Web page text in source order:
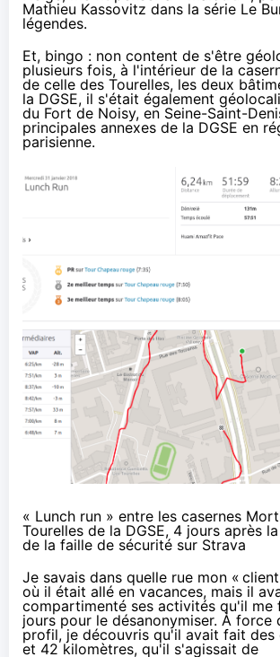
Mathieu Kassovitz dans la série Le
légendes.
Et, bingo : non content de s'être
plusieurs fois, à l'intérieur de la
de celle des Tourelles, les deux
la DGSE, il s'était également
du Fort de Noisy, en Seine-Saint-
principales annexes de la DGSE en
parisienne.
« Lunch run » entre les casernes
Tourelles de la DGSE, 4 jours après
de la faille de sécurité sur Strava
Je savais dans quelle rue mon « client
où il était allé en vacances, mais il
compartimenté ses activités qu'il me
jours pour le désanonymiser. À force
profil, je découvris qu'il avait fait des
et 42 kilomètres, qu'il s'agissait de